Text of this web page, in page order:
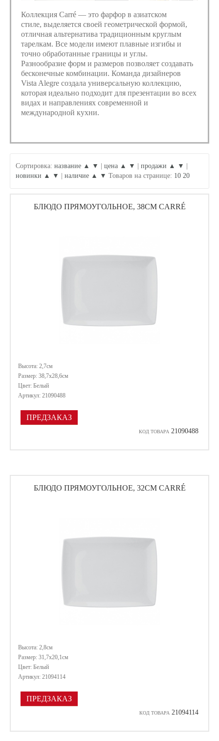
Коллекция Carré — это фарфор в азиатском
стиле, выделяется своей геометрической формой,
отличная альтернатива традиционным круглым
тарелкам. Все модели имеют плавные изгибы и
точно обработанные границы и углы.
Разнообразие форм и размеров позволяет создавать
бесконечные комбинации. Команда дизайнеров
Vista Alegre создала универсальную коллекцию,
которая идеально подходит для презентации во всех
видах и направлениях современной и
международной кухни.
Сортировка: название ▲ ▼ цена ▲ ▼ продажи ▲ ▼
новинки ▲
▼ наличие ▲ ▼ Товаров на странице: 10 20
БЛЮДО ПРЯМОУГОЛЬНОЕ, 38СМ CARRÉ
Высота: 2,7см
Размер: 38,7х28,6см
Цвет: Белый
Артикул: 21090488
ПРЕДЗАКАЗ
КОД ТОВАРА 21090488
БЛЮДО ПРЯМОУГОЛЬНОЕ, 32СМ CARRÉ
Высота: 2,8см
Размер: 31,7х20,1см
Цвет: Белый
Артикул: 21094114
ПРЕДЗАКАЗ
КОД ТОВАРА 21094114